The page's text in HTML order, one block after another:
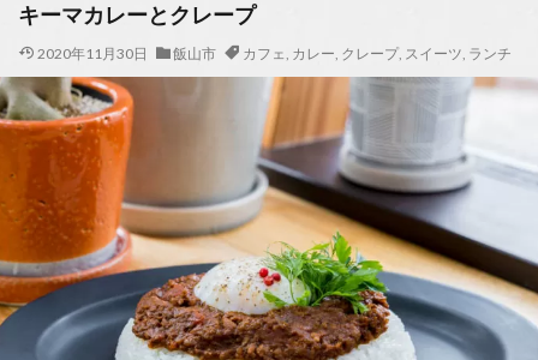
キーマカレーとクレープ
2020年11月30日 飯山市 カフェ, カレー, クレープ, スイーツ, ランチ